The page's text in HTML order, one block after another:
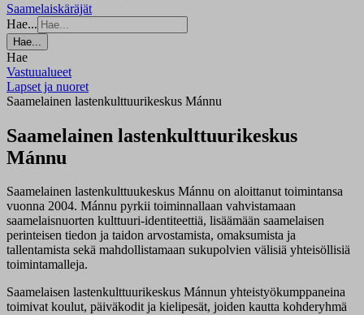
Saamelaiskäräjät
Hae...
Hae...
Hae
Vastuualueet
Lapset ja nuoret
Saamelainen lastenkulttuurikeskus Mánnu
Saamelainen lastenkulttuurikeskus
Mánnu
Saamelainen lastenkulttuukeskus Mánnu on aloittanut toimintansa
vuonna 2004. Mánnu pyrkii toiminnallaan vahvistamaan
saamelaisnuorten kulttuuri-identiteettiä, lisäämään saamelaisen
perinteisen tiedon ja taidon arvostamista, omaksumista ja
tallentamista sekä mahdollistamaan sukupolvien välisiä yhteisöllisiä
toimintamalleja.
Saamelaisen lastenkulttuurikeskus Mánnun yhteistyökumppaneina
toimivat koulut, päiväkodit ja kielipesät, joiden kautta kohderyhmä